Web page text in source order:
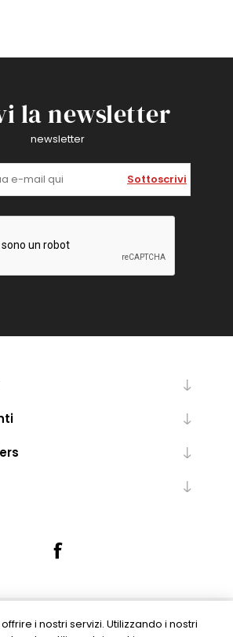
la newsletter
newsletter
Sottoscrivi
bynopCommerce
i nostri servizi. Utilizzando i nostri